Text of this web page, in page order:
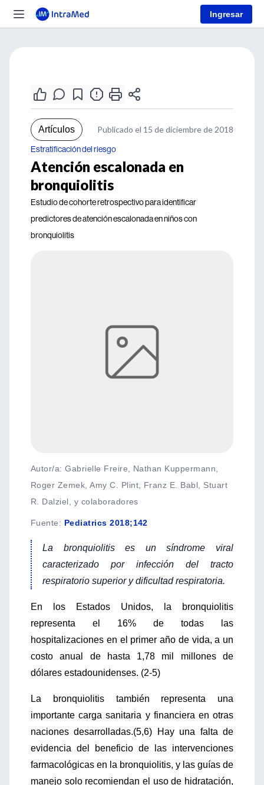
Ingresar
Artículos Publicado el 15 de diciembre de 2018
Estratificación del riesgo
Atención escalonada en
bronquiolitis
Estudio de cohorte retrospectivo para identificar
predictores de atención escalonada en niños con
bronquiolitis
Autor/a: Gabrielle Freire, Nathan Kuppermann,
Roger Zemek, Amy C. Plint, Franz E. Babl, Stuart
R. Dalziel, y colaboradores
Fuente: Pediatrics 2018;142
La bronquiolitis es un síndrome viral
caracterizado por infección del tracto
respiratorio superior y dificultad respiratoria.
En los Estados Unidos, la bronquiolitis
representa el 16% de todas las
hospitalizaciones en el primer año de vida, a un
costo anual de hasta 1,78 mil millones de
dólares estadounidenses. (2-5)
La bronquiolitis también representa una
importante carga sanitaria y financiera en otras
naciones desarrolladas.(5,6) Hay una falta de
evidencia del beneficio de las intervenciones
farmacológicas en la bronquiolitis, y las guías de
manejo solo recomiendan el uso de hidratación,